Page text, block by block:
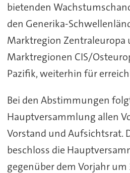
bietenden
den Generika-
Marktregion Zentraleuropa
Marktregionen CIS/
Pazifik, weiterhin für
Bei den Abstimmungen
Hauptversammlung allen
Vorstand und Aufsichtsrat.
beschloss die
gegenüber dem Vorjahr um